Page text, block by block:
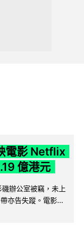
電影 Netflix
億港元
辦公室被竊，未上
亦告失蹤。電影...